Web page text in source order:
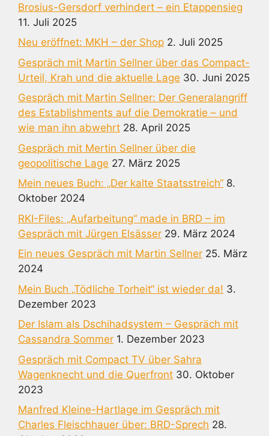
Brosius-Gersdorf verhindert – ein Etappensieg
11. Juli 2025
Neu eröffnet: MKH – der Shop 2. Juli 2025
Gespräch mit Martin Sellner über das Compact-
Urteil, Krah und die aktuelle Lage 30. Juni 2025
Gespräch mit Martin Sellner: Der Generalangriff
des Establishments auf die Demokratie – und
wie man ihn abwehrt 28. April 2025
Gespräch mit Mertin Sellner über die
geopolitische Lage 27. März 2025
Mein neues Buch: „Der kalte Staatsstreich“ 8.
Oktober 2024
RKI-Files: „Aufarbeitung“ made in BRD – im
Gespräch mit Jürgen Elsässer 29. März 2024
Ein neues Gespräch mit Martin Sellner 25. März
2024
Mein Buch „Tödliche Torheit“ ist wieder da! 3.
Dezember 2023
Der Islam als Dschihadsystem – Gespräch mit
Cassandra Sommer 1. Dezember 2023
Gespräch mit Compact TV über Sahra
Wagenknecht und die Querfront 30. Oktober
2023
Manfred Kleine-Hartlage im Gespräch mit
Charles Fleischhauer über: BRD-Sprech 28.